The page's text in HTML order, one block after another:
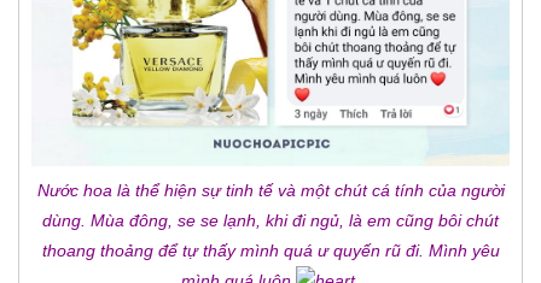
Nước hoa là thể hiện sự tinh tế và một chút cá tính của người
dùng. Mùa đông, se se lạnh, khi đi ngủ, là em cũng bôi chút
thoang thoảng để tự thấy mình quá ư quyến rũ đi. Mình yêu